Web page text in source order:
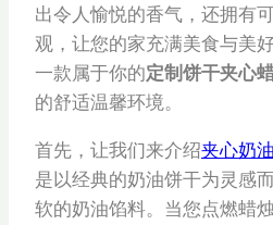
出令人愉悦的香气，还拥有
观，让您的家充满美食与美
一款属于你的定制饼干夹心
的舒适温馨环境。
首先，让我们来介绍夹心奶
是以经典的奶油饼干为灵感
软的奶油馅料。当您点燃蜡